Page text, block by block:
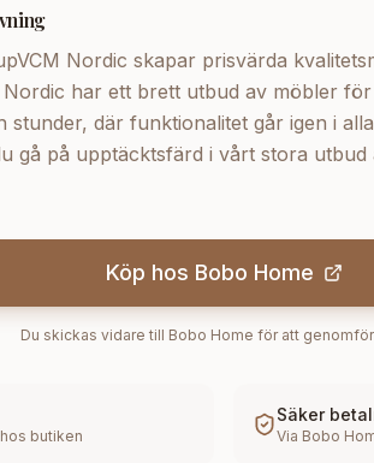
Nordic skapar prisvärda
Nordic har ett brett utbud av möbler för
stunder, där funktionalitet går igen i
gå på upptäcktsfärd i vårt stora utbud
Köp hos Bobo Home
Du skickas vidare till Bobo Home för att
butiken
Säker
Via Bobo